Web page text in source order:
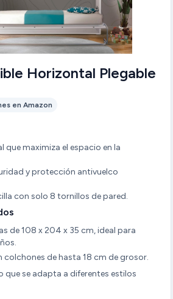
Horizontal Plegable
en Amazon
que maximiza el espacio en la
y protección antivuelco
con solo 8 tornillos de pared.
de 108 x 204 x 35 cm, ideal para
de hasta 18 cm de grosor.
que se adapta a diferentes estilos